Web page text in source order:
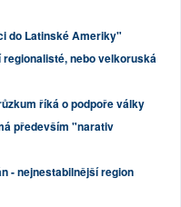
do Latinské Ameriky"
nebo velkoruská
říká o podpoře války
především "narativ
- nejnestabilnější region